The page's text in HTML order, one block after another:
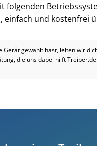
einfach und kostenfrei
gewählt hast, leiten wir
die uns dabei hilft